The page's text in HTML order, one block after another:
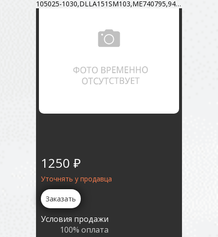
105025-1030,DLLA151SM103,ME740795,9432610446,
1250 ₽
Уточнять у продавца
Заказать
Условия продажи
100% оплата